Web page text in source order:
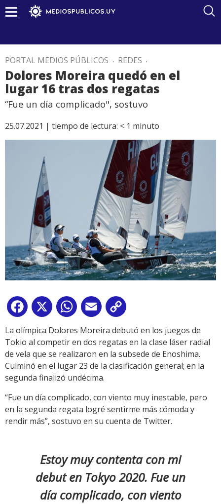
PORTAL MEDIOS PÚBLICOS . REDES .
Dolores Moreira quedó en el
lugar 16 tras dos regatas
“Fue un día complicado", sostuvo
25.07.2021 | tiempo de lectura: < 1 minuto
Facebook
X WhatsApp
Email
Link
La olímpica Dolores Moreira debutó en los juegos de
Tokio al competir en dos regatas en la clase láser radial
de vela que se realizaron en la subsede de Enoshima.
Culminó en el lugar 23 de la clasificación general; en la
segunda finalizó undécima.
“Fue un día complicado, con viento muy inestable, pero
en la segunda regata logré sentirme más cómoda y
rendir más”, sostuvo en su cuenta de Twitter.
Estoy muy contenta con mi
debut en Tokyo 2020. Fue un
día complicado, con viento